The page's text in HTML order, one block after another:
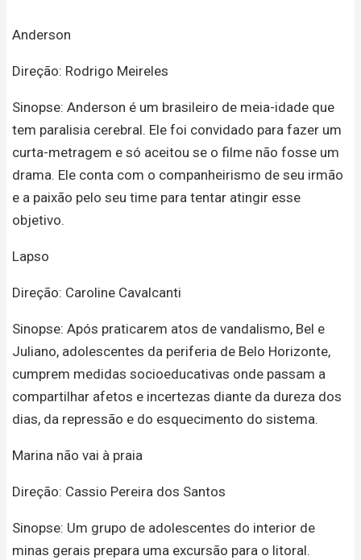
Anderson
Direção: Rodrigo Meireles
Sinopse: Anderson é um brasileiro de meia-idade que
tem paralisia cerebral. Ele foi convidado para fazer um
curta-metragem e só aceitou se o filme não fosse um
drama. Ele conta com o companheirismo de seu irmão
e a paixão pelo seu time para tentar atingir esse
objetivo.
Lapso
Direção: Caroline Cavalcanti
Sinopse: Após praticarem atos de vandalismo, Bel e
Juliano, adolescentes da periferia de Belo Horizonte,
cumprem medidas socioeducativas onde passam a
compartilhar afetos e incertezas diante da dureza dos
dias, da repressão e do esquecimento do sistema.
Marina não vai à praia
Direção: Cassio Pereira dos Santos
Sinopse: Um grupo de adolescentes do interior de
minas gerais prepara uma excursão para o litoral.